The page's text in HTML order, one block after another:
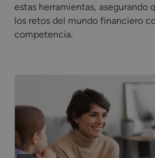
estas herramientas, asegurando
los retos del mundo financiero
competencia.